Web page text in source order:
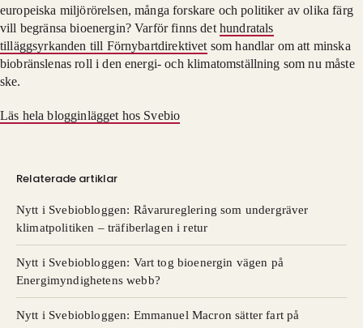
europeiska miljörörelsen, många forskare och politiker av olika färg
vill begränsa bioenergin? Varför finns det hundratals
tilläggsyrkanden till Förnybartdirektivet som handlar om att minska
biobränslenas roll i den energi- och klimatomställning som nu måste
ske.
Läs hela blogginlägget hos Svebio
Relaterade artiklar
Nytt i Svebiobloggen: Råvarureglering som undergräver
klimatpolitiken – träfiberlagen i retur
Nytt i Svebiobloggen: Vart tog bioenergin vägen på
Energimyndighetens webb?
Nytt i Svebiobloggen: Emmanuel Macron sätter fart på